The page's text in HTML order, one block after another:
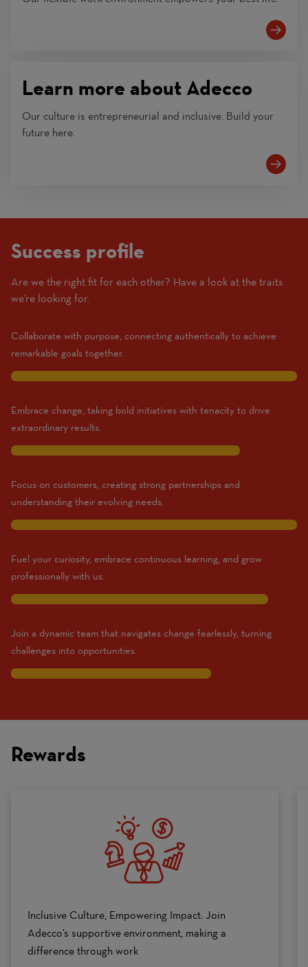
Learn more about Adecco
Our culture is entrepreneurial and inclusive. Build your
future here.
Success profile
Are we the right fit for each other? Have a look at the traits
we're looking for.
Collaborate with purpose, connecting authentically to achieve
remarkable goals together.
10
Embrace change, taking bold initiatives with tenacity to drive
extraordinary results.
8
Focus on customers, creating strong partnerships and
understanding their evolving needs.
10
Fuel your curiosity, embrace continuous learning, and grow
professionally with us.
9
Join a dynamic team that navigates change fearlessly, turning
challenges into opportunities.
7
are
a
Rewards
Inclusive Culture, Empowering Impact: Join
Adecco's supportive environment, making a
difference through work